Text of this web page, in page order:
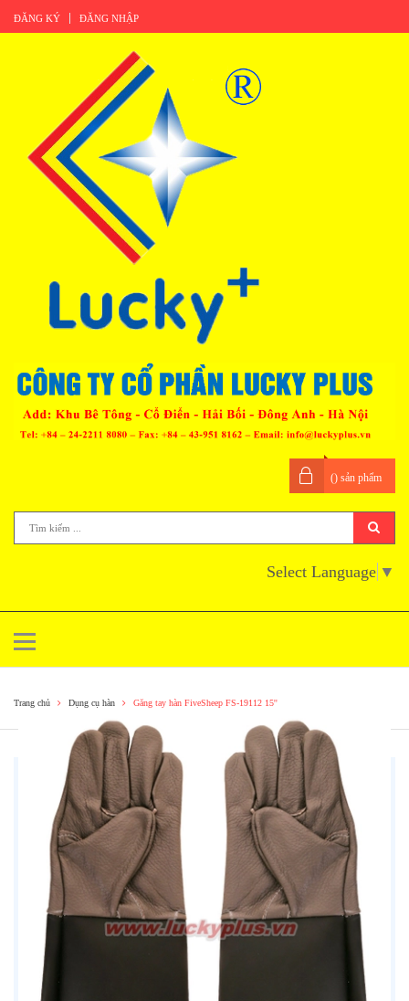
ĐĂNG KÝ ĐĂNG NHẬP
() sản phẩm
Select Language ▼
Trang chủ Dụng cụ hàn Găng tay hàn FiveSheep FS-19112 15''